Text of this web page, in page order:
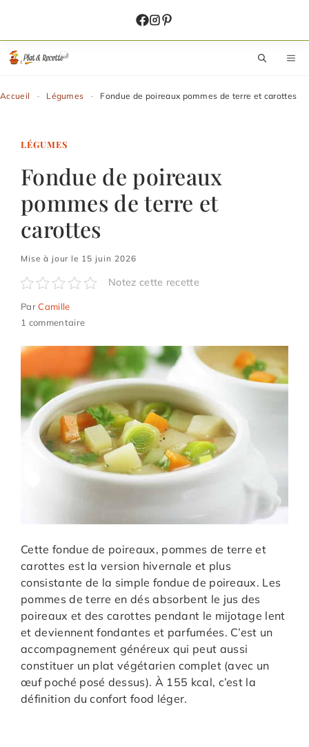
contenu
Accueil - Légumes - Fondue de poireaux pommes de terre et carottes
LÉGUMES
Fondue de poireaux
pommes de terre et
carottes
Mise à jour le 15 juin 2026
Notez cette recette
ParCamille
1 commentaire
Cette fondue de poireaux, pommes de terre et
carottes est la version hivernale et plus
consistante de la simple fondue de poireaux. Les
pommes de terre en dés absorbent le jus des
poireaux et des carottes pendant le mijotage lent
et deviennent fondantes et parfumées. C’est un
accompagnement généreux qui peut aussi
constituer un plat végétarien complet (avec un
œuf poché posé dessus). À 155 kcal, c’est la
définition du confort food léger.